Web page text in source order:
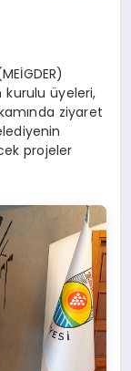
kurulu üyeleri,
ziyaret
projeler